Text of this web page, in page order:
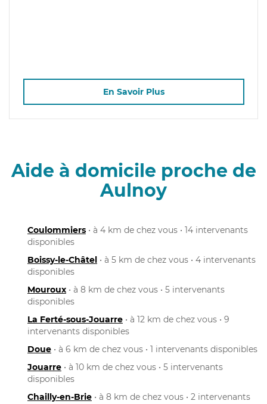
En Savoir Plus
Aide à domicile proche de
Aulnoy
Coulommiers • à 4 km de chez vous • 14 intervenants
disponibles
Boissy-le-Châtel • à 5 km de chez vous • 4 intervenants
disponibles
Mouroux • à 8 km de chez vous • 5 intervenants
disponibles
La Ferté-sous-Jouarre • à 12 km de chez vous • 9
intervenants disponibles
Doue • à 6 km de chez vous • 1 intervenants disponibles
Jouarre • à 10 km de chez vous • 5 intervenants
disponibles
Chailly-en-Brie • à 8 km de chez vous • 2 intervenants